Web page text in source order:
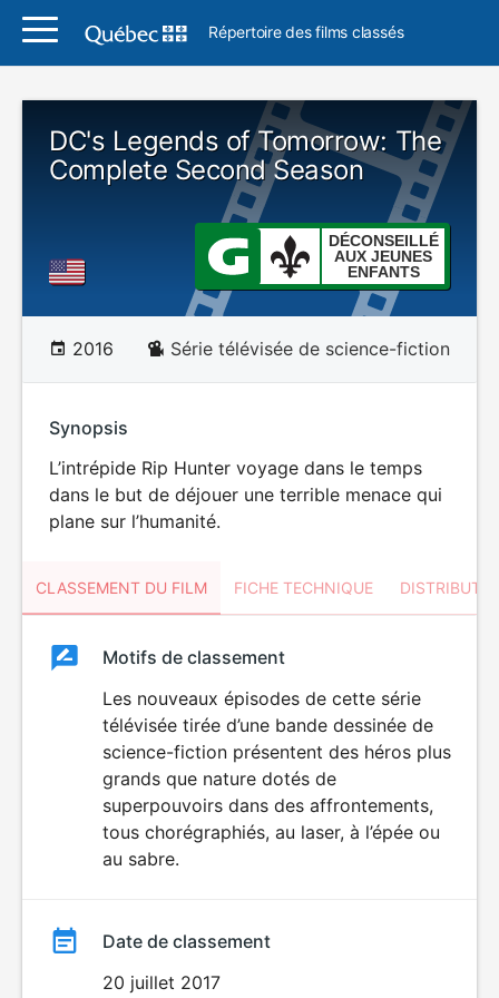
Répertoire des films classés
DC's Legends of Tomorrow: The
Complete Second Season
DÉCONSEILLÉ
AUX JEUNES
ENFANTS
2016 Série télévisée de science-fiction
Synopsis
L’intrépide Rip Hunter voyage dans le temps
dans le but de déjouer une terrible menace qui
plane sur l’humanité.
CLASSEMENT DU FILM FICHE TECHNIQUE
ClassementClassement
DÉCONSEILLÉ
AUX JEUNES
ENFANTS
Motifs de classement
Les nouveaux épisodes de cette série
télévisée tirée d’une bande dessinée de
science-fiction présentent des héros plus
grands que nature dotés de
superpouvoirs dans des affrontements,
tous chorégraphiés, au laser, à l’épée ou
au sabre.
Date de classement
20 juillet 2017